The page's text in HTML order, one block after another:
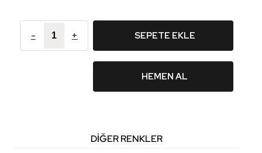
- + SEPETE EKLE
HEMEN AL
DIĞER RENKLER